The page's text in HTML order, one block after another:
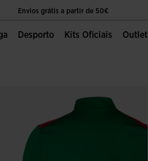
Envios grátis a partir de 50€
O único sítio oficial da Joma Sport
Envios grátis a partir de 50€
Desporto Kits Oficiais Outlet